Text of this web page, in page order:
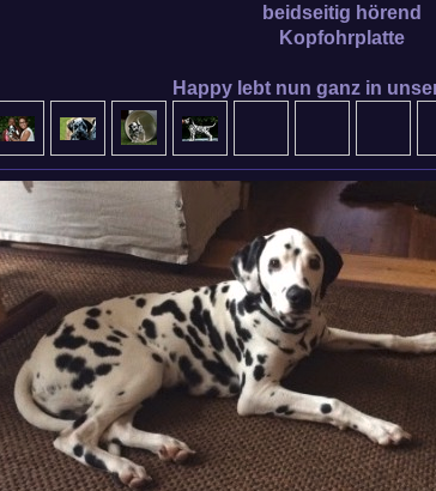
beidseitig hörend
Kopfohrplatte
Happy lebt nun ganz in